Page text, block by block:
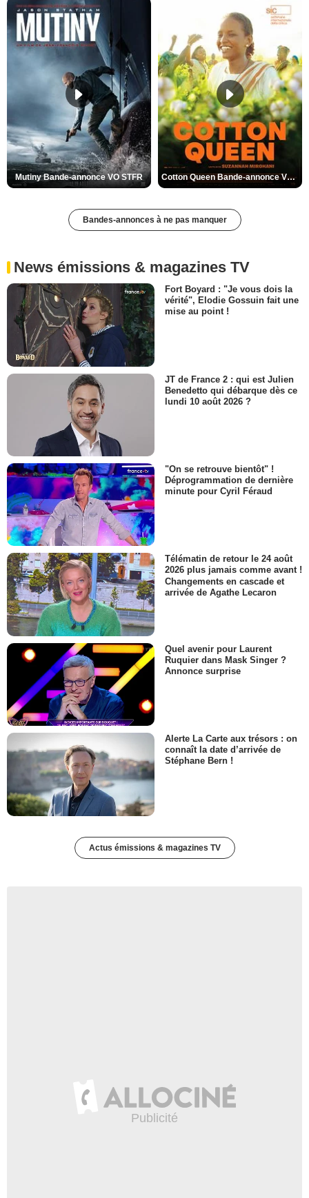
Mutiny Bande-annonce VO STFR Cotton Queen Bande-annonce VO STFR
Bandes-annonces à ne pas manquer
News émissions & magazines TV
Fort Boyard : "Je vous dois la
vérité", Elodie Gossuin fait une
mise au point !
JT de France 2 : qui est Julien
Benedetto qui débarque dès ce
lundi 10 août 2026 ?
"On se retrouve bientôt" !
Déprogrammation de dernière
minute pour Cyril Féraud
Télématin de retour le 24 août
2026 plus jamais comme avant !
Changements en cascade et
arrivée de Agathe Lecaron
Quel avenir pour Laurent
Ruquier dans Mask Singer ?
Annonce surprise
Alerte La Carte aux trésors : on
connaît la date d’arrivée de
Stéphane Bern !
Actus émissions & magazines TV